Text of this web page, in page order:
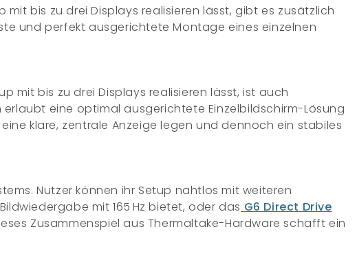
mit bis zu drei Displays realisieren lässt, gibt es zusätzlich
und perfekt ausgerichtete Montage eines einzelnen
mit bis zu drei Displays realisieren lässt, ist auch
erlaubt eine optimal ausgerichtete Einzelbildschirm-Lösung
klare, zentrale Anzeige legen und dennoch ein stabiles
. Nutzer können ihr Setup nahtlos mit weiteren
mit 165 Hz bietet, oder das G6 Direct Drive
Zusammenspiel aus Thermaltake-Hardware schafft ein